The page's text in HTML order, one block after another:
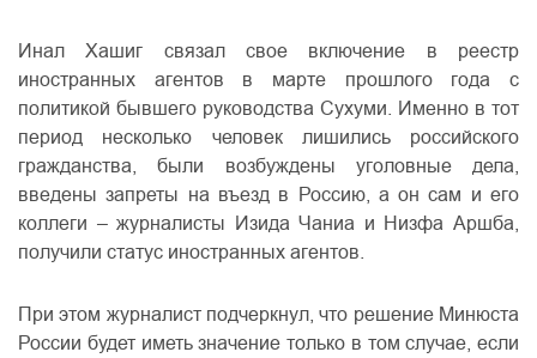
Инал Хашиг связал свое включение в реестр
иностранных агентов в марте прошлого года с
политикой бывшего руководства Сухуми. Именно в тот
период несколько человек лишились российского
гражданства, были возбуждены уголовные дела,
введены запреты на въезд в Россию, а он сам и его
коллеги – журналисты Изида Чаниа и Низфа Аршба,
получили статус иностранных агентов.
При этом журналист подчеркнул, что решение Минюста
России будет иметь значение только в том случае, если